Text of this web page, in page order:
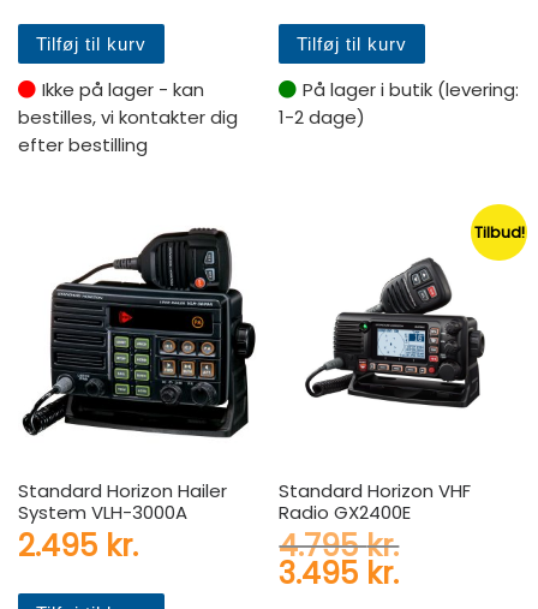
Tilføj til kurv
Ikke på lager - kan
bestilles, vi kontakter dig
efter bestilling
Tilføj til kurv
På lager i butik (levering:
1-2 dage)
Standard Horizon Hailer
System VLH-3000A
2.495 kr.
Tilbud!
Standard Horizon VHF
Radio GX2400E
4.795kr.Den
3.495 kr.Den